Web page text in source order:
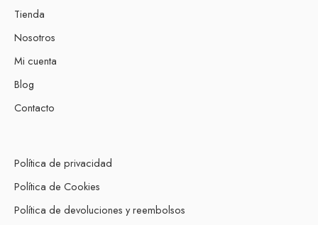
Tienda
Nosotros
Mi cuenta
Blog
Contacto
Política de privacidad
Política de Cookies
Política de devoluciones y reembolsos